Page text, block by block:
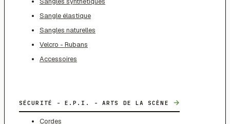
Sangle élastique
Sangles naturelles
Velcro - Rubans
Accessoires
SÉCURITÉ - E.P.I. - ARTS DE LA SCÈNE →
Cordes